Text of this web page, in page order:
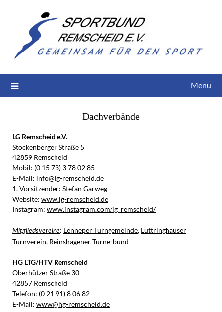
Menu
Dachverbände
LG Remscheid e.V.
Stöckenberger Straße 5
42859 Remscheid
Mobil: (0 15 73) 3 78 02 85
E-Mail: info@lg-remscheid.de
1. Vorsitzender: Stefan Garweg
Website: www.lg-remscheid.de
Instagram: www.instagram.com/lg_remscheid/
Mitgliedsvereine: Lenneper Turngemeinde, Lüttringhauser
Turnverein, Reinshagener Turnerbund
HG LTG/HTV Remscheid
Oberhützer Straße 30
42857 Remscheid
Telefon: (0 21 91) 8 06 82
E-Mail: www@hg-remscheid.de